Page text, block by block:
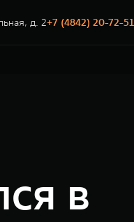
д. 2+7 (4842) 20-72-51
в